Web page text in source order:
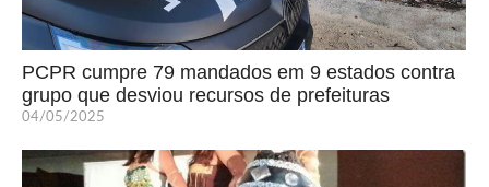
PCPR cumpre 79 mandados em 9 estados contra
grupo que desviou recursos de prefeituras
04/05/2025